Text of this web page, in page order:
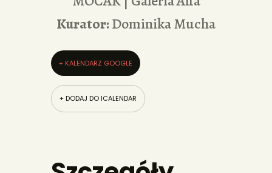
Kurator:Dominika Mucha
+ KALENDARZ GOOGLE
+ DODAJ DO ICALENDAR